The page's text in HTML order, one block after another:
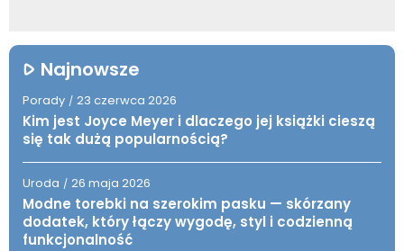
Najnowsze
Porady / 23 czerwca 2026
Kim jest Joyce Meyer i dlaczego jej książki cieszą
się tak dużą popularnością?
Uroda / 26 maja 2026
Modne torebki na szerokim pasku — skórzany
dodatek, który łączy wygodę, styl i codzienną
funkcjonalność